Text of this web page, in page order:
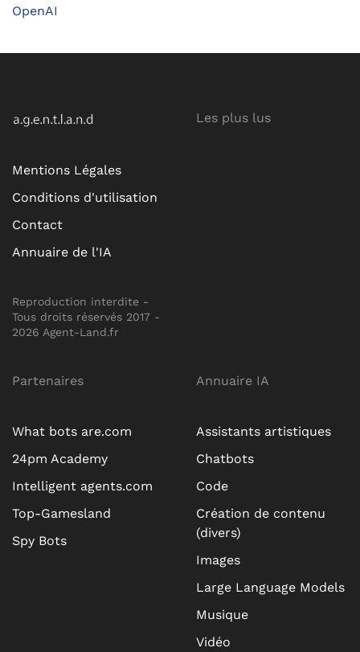
OpenAI
Mentions Légales
Conditions d'utilisation
Contact
Annuaire de l'IA
Reproduction interdite -
Tous droits réservés 2017 -
2026 Agent-Land.fr
Les plus lus
Partenaires
What bots are.com
24pm Academy
Intelligent agents.com
Top-Gamesland
Spy Bots
Annuaire IA
Assistants artistiques
Chatbots
Code
Création de contenu
(divers)
Images
Large Language Models
Musique
Vidéo